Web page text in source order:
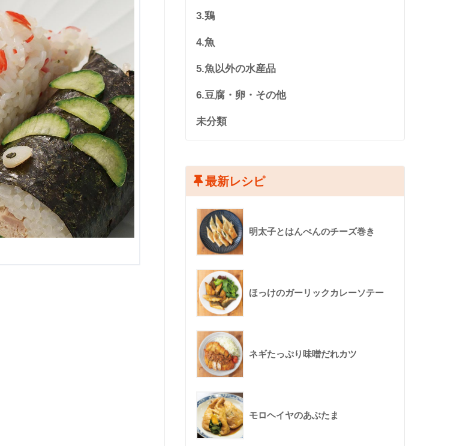
3.鶏
4.魚
5.魚以外の水産品
6.豆腐・卵・その他
未分類
最新レシピ
明太子とはんぺんのチーズ巻き
ほっけのガーリックカレーソテー
ネギたっぷり味噌だれカツ
モロヘイヤのあぶたま